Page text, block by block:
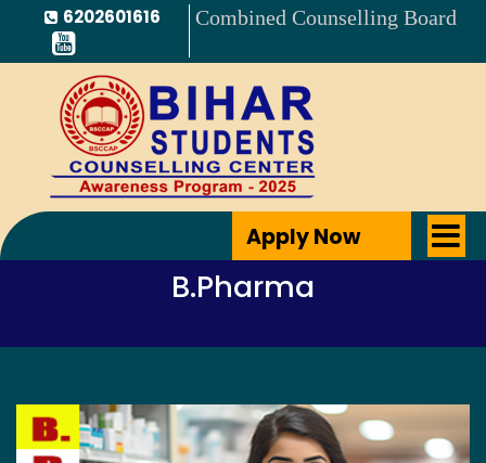
6202601616 Combined Counselling Board
Apply Now
B.Pharma